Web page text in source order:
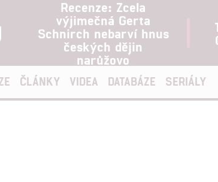
Recenze: Zcela
výjimečná Gerta
Schnirch nebarví hnus
českých dějin
narůžovo
ČLÁNKY VIDEA DATABÁZE SERIÁLY